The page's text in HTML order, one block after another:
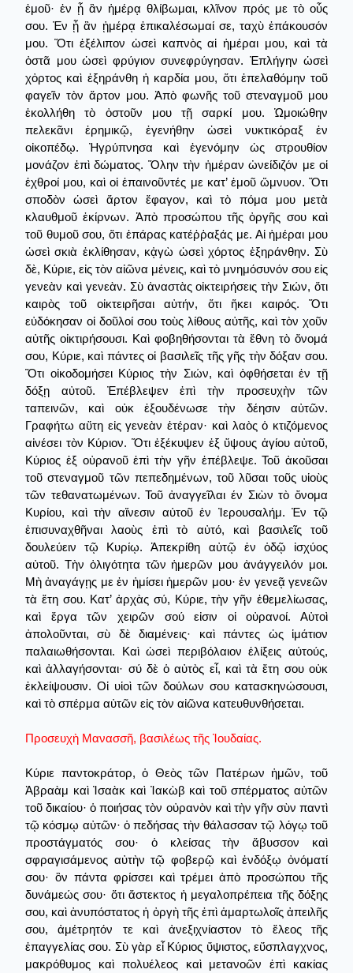
ἐμοῦ· ἐν ᾗ ἂν ἡμέρᾳ θλίβωμαι, κλῖνον πρός με τὸ οὖς
σου. Ἐν ᾗ ἂν ᾑμέρᾳ ἐπικαλέσωμαί σε, ταχὺ ἐπάκουσόν
μου. Ὅτι ἐξέλιπον ὡσεὶ καπνὸς αἱ ἡμέραι μου, καὶ τὰ
ὀστᾶ μου ὡσεὶ φρύγιον συνεφρύγησαν. Ἐπλήγην ὡσεὶ
χὀρτος καὶ ἐξηράνθη ἡ καρδία μου, ὅτι ἐπελαθόμην τοῦ
φαγεῖν τὸν ἄρτον μου. Ἀπὸ φωνῆς τοῦ στεναγμοῦ μου
ἐκολλήθη τὸ ὀστοῦν μου τῇ σαρκί μου. Ὡμοιώθην
πελεκᾶνι ἐρημικῷ, ἐγενήθην ὡσεὶ νυκτικόραξ ἐν
οἰκοπέδῳ. Ἠγρύπνησα καὶ ἐγενόμην ὡς στρουθίον
μονάζον ἐπὶ δώματος. Ὅλην τὴν ἡμέραν ὠνείδιζόν με οἱ
ἐχθροί μου, καὶ οἱ ἐπαινοῦντές με κατ’ ἐμοῦ ὤμνυον. Ὅτι
σποδὸν ὡσεὶ ἄρτον ἔφαγον, καὶ τὸ πόμα μου μετὰ
κλαυθμοῦ ἐκίρνων. Ἀπὸ προσώπου τῆς ὀργῆς σου καὶ
τοῦ θυμοῦ σου, ὅτι ἐπάρας κατέῤῥαξάς με. Αἱ ἡμέραι μου
ὡσεὶ σκιὰ ἐκλίθησαν, κᾀγὼ ὡσεὶ χόρτος ἐξηράνθην. Σὺ
δὲ, Κύριε, εἰς τὸν αἰῶνα μένεις, καὶ τὸ μνημόσυνόν σου εἰς
γενεὰν καὶ γενεὰν. Σὺ ἀναστὰς οἰκτειρήσεις τὴν Σιών, ὅτι
καιρὸς τοῦ οἰκτειρῆσαι αὐτήν, ὅτι ἥκει καιρός. Ὅτι
εὐδόκησαν οἱ δοῦλοί σου τοὺς λίθους αὐτῆς, καὶ τὸν χοῦν
αὐτῆς οἰκτιρήσουσι. Καὶ φοβηθήσονται τὰ ἔθνη τὸ ὄνομά
σου, Κύριε, καὶ πάντες οἱ βασιλεῖς τῆς γῆς τὴν δόξαν σου.
Ὅτι οἰκοδομήσει Κύριος τὴν Σιών, καὶ ὀφθήσεται ἐν τῇ
δόξῃ αὐτοῦ. Ἐπέβλεψεν ἐπὶ τὴν προσευχὴν τῶν
ταπεινῶν, καὶ οὐκ ἐξουδένωσε τὴν δέησιν αὐτῶν.
Γραφήτω αὕτη εἰς γενεὰν ἑτέραν· καὶ λαὸς ὁ κτιζόμενος
αἰνέσει τὸν Κύριον. Ὅτι ἐξέκυψεν ἐξ ὕψους ἁγίου αὐτοῦ,
Κύριος ἐξ οὐρανοῦ ἐπὶ τὴν γῆν ἐπέβλεψε. Τοῦ ἀκοῦσαι
τοῦ στεναγμοῦ τῶν πεπεδημένων, τοῦ λῦσαι τοῦς υἱοὺς
τῶν τεθανατωμένων. Τοῦ ἀναγγεῖλαι έν Σιὼν τὸ ὄνομα
Κυρίου, καὶ τὴν αἴνεσιν αὐτοῦ ἐν Ἰερουσαλήμ. Ἐν τῷ
ἐπισυναχθῆναι λαοὺς ἐπὶ τὸ αὐτό, καὶ βασιλεῖς τοῦ
δουλεύειν τῷ Κυρίῳ. Ἀπεκρίθη αὐτῷ ἐν ὁδῷ ἰσχύος
αὐτοῦ. Τὴν ὀλιγότητα τῶν ἡμερῶν μου ἀνάγγειλόν μοι.
Μὴ ἀναγάγῃς με ἐν ἡμίσει ἡμερῶν μου· ἐν γενεᾷ γενεῶν
τὰ ἔτη σου. Κατ’ ἀρχὰς σύ, Κύριε, τὴν γῆν ἐθεμελίωσας,
καὶ ἔργα τῶν χειρῶν σού εἰσιν οἱ οὐρανοί. Αὐτοὶ
ἀπολοῦνται, σὺ δὲ διαμένεις· καὶ πάντες ὡς ἱμάτιον
παλαιωθήσονται. Καὶ ὡσεὶ περιβόλαιον ἑλίξεις αὐτούς,
καὶ ἀλλαγήσονται· σύ δὲ ὁ αὐτὸς εἶ, καὶ τὰ ἔτη σου οὐκ
ἐκλείψουσιν. Οἱ υἱοὶ τῶν δούλων σου κατασκηνώσουσι,
καὶ τὸ σπέρμα αὐτῶν εἰς τὸν αἰῶνα κατευθυνθήσεται.
Προσευχὴ Μανασσῆ, βασιλέως τῆς Ἰουδαίας.
Κύριε παντοκράτορ, ὁ Θεὸς τῶν Πατέρων ἡμῶν, τοῦ
Ἀβραὰμ καὶ Ἰσαὰκ καὶ Ἰακὼβ καὶ τοῦ σπέρματος αὐτῶν
τοῦ δικαίου· ὁ ποιήσας τὸν οὐρανὸν καὶ τὴν γῆν σὺν παντὶ
τῷ κόσμῳ αὐτῶν· ὁ πεδήσας τὴν θάλασσαν τῷ λόγῳ τοῦ
προστάγματός σου· ὁ κλείσας τὴν ἄβυσσον καὶ
σφραγισάμενος αὐτὴν τῷ φοβερῷ καὶ ἐνδόξῳ ὀνόματί
σου· ὃν πάντα φρίσσει καὶ τρέμει ἀπὸ προσώπου τῆς
δυνάμεώς σου· ὅτι ἄστεκτος ἡ μεγαλοπρέπεια τῆς δόξης
σου, καὶ ἀνυπόστατος ἡ ὀργὴ τῆς ἐπὶ ἁμαρτωλοῖς ἀπειλῆς
σου, ἀμέτρητόν τε καὶ ἀνεξιχνίαστον τὸ ἔλεος τῆς
ἐπαγγελίας σου. Σὺ γὰρ εἶ Κύριος ὕψιστος, εὔσπλαγχνος,
μακρόθυμος καὶ πολυέλεος καὶ μετανοῶν ἐπὶ κακίας